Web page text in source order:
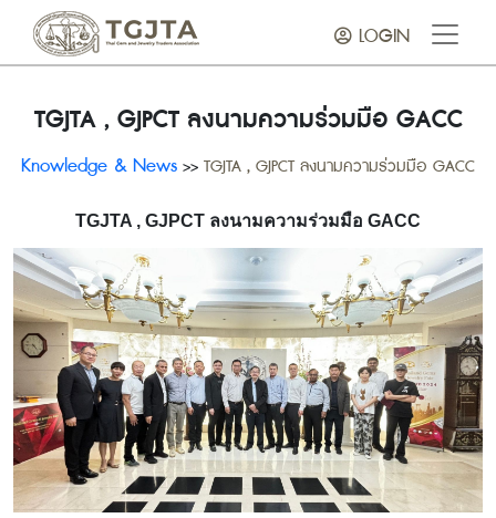
LOGIN
TGJTA , GJPCT ลงนามความร่วมมือ GACC
Knowledge & News >> TGJTA , GJPCT ลงนามความร่วมมือ GACC
TGJTA , GJPCT ลงนามความร่วมมือ GACC